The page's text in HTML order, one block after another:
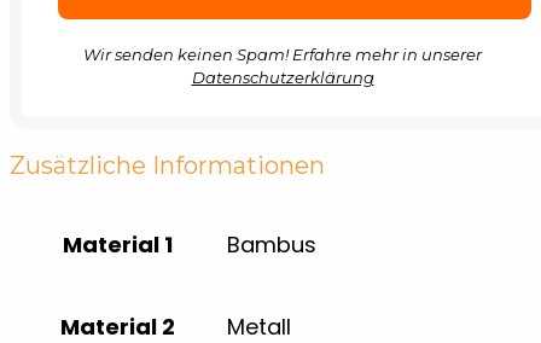
Wir senden keinen Spam! Erfahre mehr in unserer
Datenschutzerklärung
Zusätzliche Informationen
Material 1 Bambus
Material 2 Metall